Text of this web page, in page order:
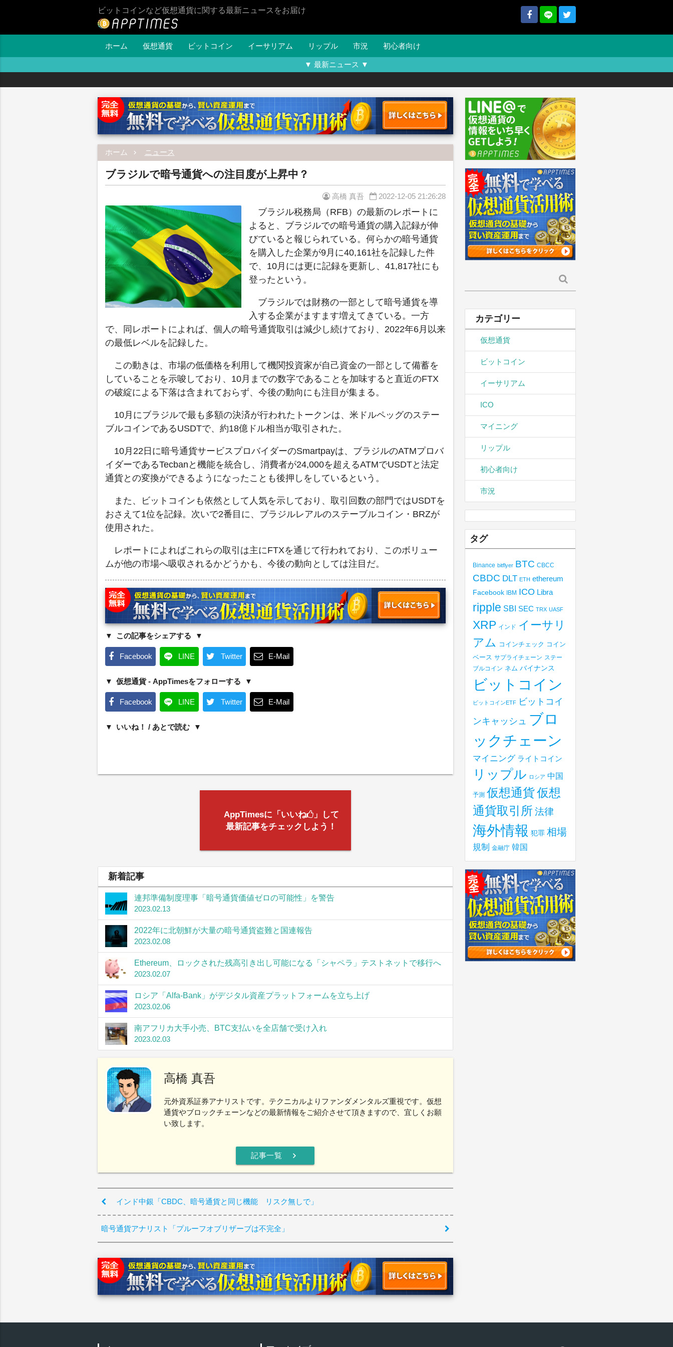
ビットコインなど仮想通貨に関する最新ニュースをお届け
ホーム 仮想通貨 ビットコイン イーサリアム リップル 市況 初心者向け
▼ 最新ニュース ▼
ホーム ニュース
ブラジルで暗号通貨への注目度が上昇中？
高橋 真吾 2022-12-05 21:26:28
ブラジル税務局（RFB）の最新のレポートに
よると、ブラジルでの暗号通貨の購入記録が伸
びていると報じられている。何らかの暗号通貨
を購入した企業が9月に40,161社を記録した件
で、10月には更に記録を更新し、41,817社にも
登ったという。
ブラジルでは財務の一部として暗号通貨を導
入する企業がますます増えてきている。一方
で、同レポートによれば、個人の暗号通貨取引は減少し続けており、2022年6月以来
の最低レベルを記録した。
この動きは、市場の低価格を利用して機関投資家が自己資金の一部として備蓄を
していることを示唆しており、10月までの数字であることを加味すると直近のFTX
の破綻による下落は含まれておらず、今後の動向にも注目が集まる。
10月にブラジルで最も多額の決済が行われたトークンは、米ドルペッグのステー
ブルコインであるUSDTで、約18億ドル相当が取引された。
10月22日に暗号通貨サービスプロバイダーのSmartpayは、ブラジルのATMプロバ
イダーであるTecbanと機能を統合し、消費者が24,000を超えるATMでUSDTと法定
通貨との変換ができるようになったことも後押しをしているという。
また、ビットコインも依然として人気を示しており、取引回数の部門ではUSDTを
おさえて1位を記録。次いで2番目に、ブラジルレアルのステーブルコイン・BRZが
使用された。
レポートによればこれらの取引は主にFTXを通じて行われており、このボリュー
ムが他の市場へ吸収されるかどうかも、今後の動向としては注目だ。
この記事をシェアする
Facebook LINE Twitter E-Mail
仮想通貨 - AppTimesをフォローする
Facebook LINE Twitter E-Mail
いいね！ / あとで読む
AppTimesに「いいね
」して
最新記事をチェックしよう！
新着記事
連邦準備制度理事「暗号通貨価値ゼロの可能性」を警告
2023.02.13
2022年に北朝鮮が大量の暗号通貨盗難と国連報告
2023.02.08
Ethereum、ロックされた残高引き出し可能になる「シャペラ」テストネットで移行へ
2023.02.07
ロシア「Alfa-Bank」がデジタル資産プラットフォームを立ち上げ
2023.02.06
南アフリカ大手小売、BTC支払いを全店舗で受け入れ
2023.02.03
高橋 真吾
元外資系証券アナリストです。テクニカルよりファンダメンタルズ重視です。仮想
通貨やブロックチェーンなどの最新情報をご紹介させて頂きますので、宜しくお願
い致します。
記事一覧 chevron_right
インド中銀「CBDC、暗号通貨と同じ機能 リスク無しで」
暗号通貨アナリスト「プルーフオブリザーブは不完全」
索:
カテゴリー
仮想通貨
ビットコイン
イーサリアム
ICO
マイニング
リップル
初心者向け
市況
タグ
Binance bitflyer BTC CBCC
CBDC DLT ETH ethereum
Facebook IBM ICO Libra
ripple SBI SEC TRX UASF
XRP インド イーサリ
アム コインチェック コイン
ベース サプライチェーン ステー
ブルコイン ネム バイナンス
ビットコイン
ビットコインETF
ビットコイ
ンキャッシュ ブロ
ックチェーン
マイニング ライトコイン
リップル ロシア 中国
予測 仮想通貨仮想
通貨取引所 法律
海外情報 犯罪 相場
規制 金融庁 韓国